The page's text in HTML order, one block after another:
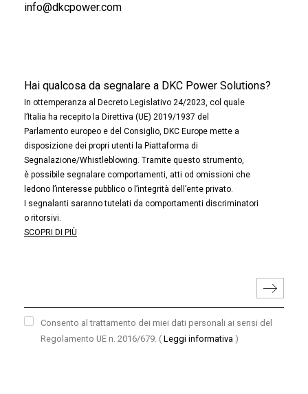
info@dkcpower.com
Hai qualcosa da segnalare a DKC Power Solutions?
In ottemperanza al Decreto Legislativo 24/2023, col quale
l’Italia ha recepito la Direttiva (UE) 2019/1937 del
Parlamento europeo e del Consiglio, DKC Europe mette a
disposizione dei propri utenti la Piattaforma di
Segnalazione/Whistleblowing. Tramite questo strumento,
è possibile segnalare comportamenti, atti od omissioni che
ledono l’interesse pubblico o l’integrità dell’ente privato.
I segnalanti saranno tutelati da comportamenti discriminatori
o ritorsivi.
SCOPRI DI PIÙ
Consento al trattamento dei miei dati personali ai sensi del
Regolamento UE n. 2016/679. ( Leggi informativa )